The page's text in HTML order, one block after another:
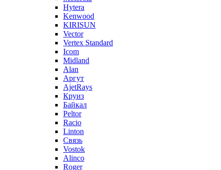
Hytera
Kenwood
KIRISUN
Vector
Vertex Standard
Icom
Midland
Alan
Аргут
AjetRays
Круиз
Байкал
Peltor
Racio
Linton
Связь
Vostok
Alinco
Roger